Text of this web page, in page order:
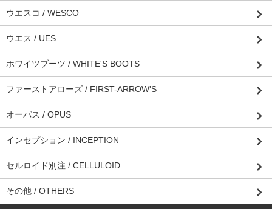
ウエスコ / WESCO
ウエス / UES
ホワイツブーツ / WHITE'S BOOTS
ファーストアローズ / FIRST-ARROW'S
オーパス / OPUS
インセプション / INCEPTION
セルロイド別注 / CELLULOID
その他 / OTHERS